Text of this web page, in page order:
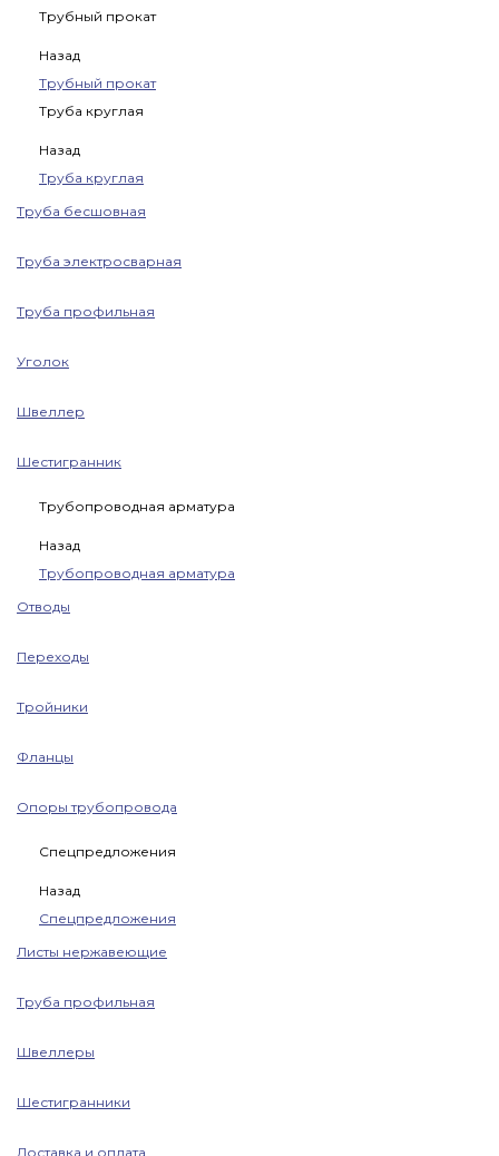
Трубный прокат
Назад
Трубный прокат
Труба круглая
Назад
Труба круглая
Труба бесшовная
Труба электросварная
Труба профильная
Уголок
Швеллер
Шестигранник
Трубопроводная арматура
Назад
Трубопроводная арматура
Отводы
Переходы
Тройники
Фланцы
Опоры трубопровода
Спецпредложения
Назад
Спецпредложения
Листы нержавеющие
Труба профильная
Швеллеры
Шестигранники
Доставка и оплата